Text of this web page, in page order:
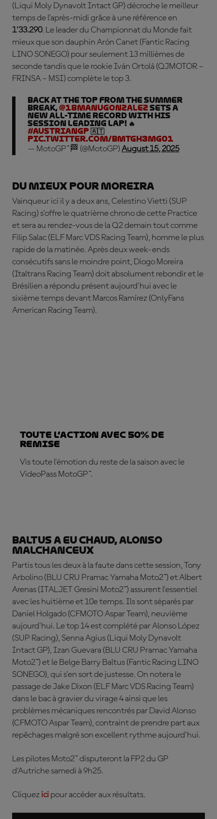
(Liqui Moly Dynavolt Intact GP) décroche le meilleur
temps de l'après-midi grâce à une référence en
1'33.290. Le leader du Championnat du Monde fait
mieux que son dauphin Arón Canet (Fantic Racing
LINO SONEGO) pour seulement 13 millièmes de
seconde tandis que le rookie Iván Ortolá (QJMOTOR –
FRINSA – MSI) complète le top 3.
Back at the top from the summer
break,@18ManuGonzalez sets a
new all-time record with his
session leading lap! 🔥
#AustrianGP 🇦🇹
pic.twitter.com/BmTGh3mG01
— MotoGP™🏁 (@MotoGP) August 15, 2025
Du mieux pour Moreira
Vainqueur ici il y a deux ans, Celestino Vietti (SUP
Racing) s'offre le quatrième chrono de cette Practice
et sera au rendez-vous de la Q2 demain tout comme
Filip Salac (ELF Marc VDS Racing Team), homme le plus
rapide de la matinée. Après deux week-ends
consécutifs sans le moindre point, Diogo Moreira
(Italtrans Racing Team) doit absolument rebondir et le
Brésilien a répondu présent aujourd'hui avec le
sixième temps devant Marcos Ramírez (OnlyFans
American Racing Team).
TOUTE L’ACTION AVEC 50% DE
REMISE
Vis toute l'émotion du reste de la saison avec le
VideoPass MotoGP™.
Baltus a eu chaud, Alonso
malchanceux
Partis tous les deux à la faute dans cette session, Tony
Arbolino (BLU CRU Pramac Yamaha Moto2™) etAlbert
Arenas (ITALJET Gresini Moto2™) assurent l'essentiel
avec les huitième et 10e temps. Ils sont séparés par
Daniel Holgado (CFMOTO Aspar Team), neuvième
aujourd'hui. Le top 14 est complété parAlonso López
(SUP Racing), Senna Agius (Liqui Moly Dynavolt
Intact GP), Izan Guevara (BLU CRU Pramac Yamaha
Moto2™) et le Belge Barry Baltus (Fantic Racing LINO
SONEGO), qui s'en sort de justesse. On notera le
passage deJake Dixon (ELF Marc VDS Racing Team)
dans le bac à gravier du virage 4 ainsi que les
problèmes mécaniques rencontrés par David Alonso
(CFMOTO Aspar Team), contraint de prendre part aux
repêchages malgré son excellent rythme aujourd'hui.
Les pilotes Moto2™ disputeront la FP2 du GP
d'Autriche samedi à 9h25.
Cliquez ici pour accéder aux résultats.